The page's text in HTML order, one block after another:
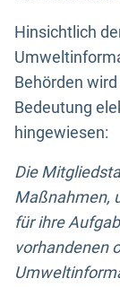
Hinsichtlich
Behörden
Bedeutung
hingewiesen:
Die
Maßnahmen,
für ihre
vorhandenen